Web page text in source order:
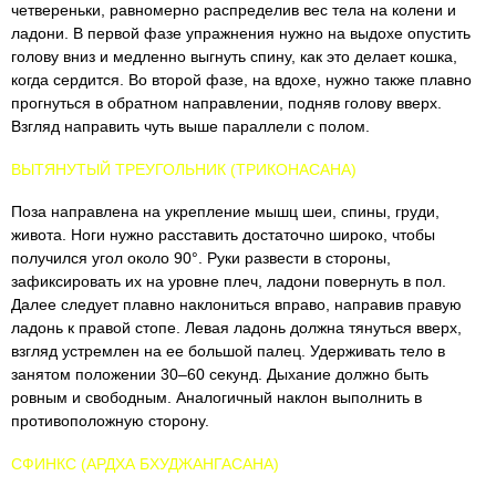
четвереньки, равномерно распределив вес тела на колени и
ладони. В первой фазе упражнения нужно на выдохе опустить
голову вниз и медленно выгнуть спину, как это делает кошка,
когда сердится. Во второй фазе, на вдохе, нужно также плавно
прогнуться в обратном направлении, подняв голову вверх.
Взгляд направить чуть выше параллели с полом.
ВЫТЯНУТЫЙ ТРЕУГОЛЬНИК (ТРИКОНАСАНА)
Поза направлена на укрепление мышц шеи, спины, груди,
живота. Ноги нужно расставить достаточно широко, чтобы
получился угол около 90°. Руки развести в стороны,
зафиксировать их на уровне плеч, ладони повернуть в пол.
Далее следует плавно наклониться вправо, направив правую
ладонь к правой стопе. Левая ладонь должна тянуться вверх,
взгляд устремлен на ее большой палец. Удерживать тело в
занятом положении 30–60 секунд. Дыхание должно быть
ровным и свободным. Аналогичный наклон выполнить в
противоположную сторону.
СФИНКС (АРДХА БХУДЖАНГАСАНА)